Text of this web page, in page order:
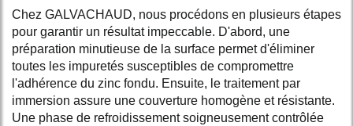
Chez GALVACHAUD, nous procédons en plusieurs étapes
pour garantir un résultat impeccable. D'abord, une
préparation minutieuse de la surface permet d'éliminer
toutes les impuretés susceptibles de compromettre
l'adhérence du zinc fondu. Ensuite, le traitement par
immersion assure une couverture homogène et résistante.
Une phase de refroidissement soigneusement contrôlée